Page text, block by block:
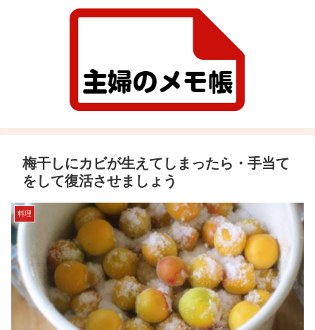
梅干しにカビが生えてしまったら・手当て
をして復活させましょう
料理